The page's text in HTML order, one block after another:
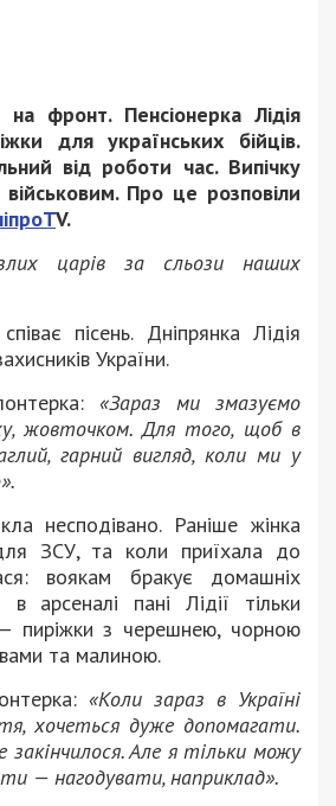
на фронт. Пенсіонерка Лідія
для українських бійців.
від роботи час. Випічку
Про це розповіли
V.
царів за сльози наших
пісень. Дніпрянка Лідія
України.
«Зараз ми змазуємо
жовточком. Для того, щоб в
гарний вигляд, коли ми у
несподівано. Раніше жінка
ЗСУ, та коли приїхала до
воякам бракує домашніх
арсеналі пані Лідії тільки
пиріжки з черешнею, чорною
та малиною.
«Коли зараз в Україні
хочеться дуже допомагати.
Але я тільки можу
— нагодувати, наприклад».